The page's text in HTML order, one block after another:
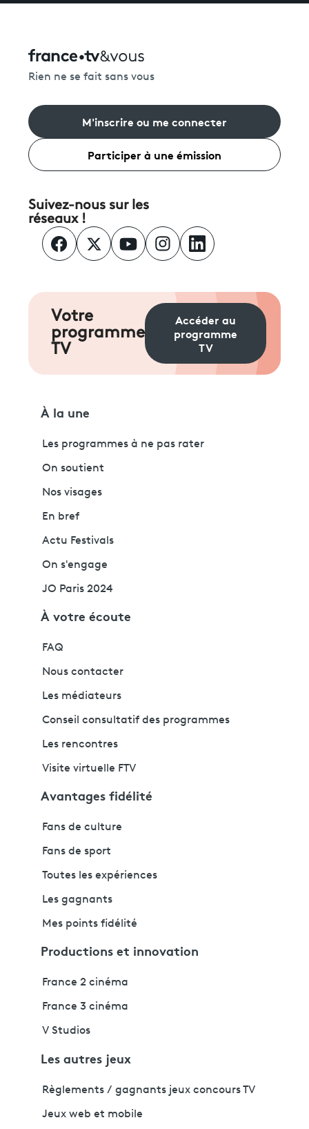
Rien ne se fait sans vous
M'inscrire ou me connecter
Participer à une émission
Suivez-nous sur les
réseaux !
Votre
programme
TV
Accéder au
programme
TV
À la une
Les programmes à ne pas rater
On soutient
Nos visages
En bref
Actu Festivals
On s'engage
JO Paris 2024
À votre écoute
FAQ
Nous contacter
Les médiateurs
Conseil consultatif des programmes
Les rencontres
Visite virtuelle FTV
Avantages fidélité
Fans de culture
Fans de sport
Toutes les expériences
Les gagnants
Mes points fidélité
Productions et innovation
France 2 cinéma
France 3 cinéma
V Studios
Les autres jeux
Règlements / gagnants jeux concours TV
Jeux web et mobile